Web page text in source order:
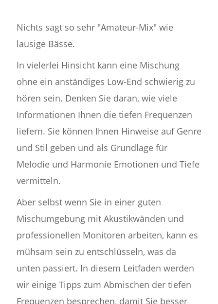
Nichts sagt so sehr "Amateur-Mix" wie
lausige Bässe.
In vielerlei Hinsicht kann eine Mischung
ohne ein anständiges Low-End schwierig zu
hören sein. Denken Sie daran, wie viele
Informationen Ihnen die tiefen Frequenzen
liefern. Sie können Ihnen Hinweise auf Genre
und Stil geben und als Grundlage für
Melodie und Harmonie Emotionen und Tiefe
vermitteln.
Aber selbst wenn Sie in einer guten
Mischumgebung mit Akustikwänden und
professionellen Monitoren arbeiten, kann es
mühsam sein zu entschlüsseln, was da
unten passiert. In diesem Leitfaden werden
wir einige Tipps zum Abmischen der tiefen
Frequenzen besprechen, damit Sie besser